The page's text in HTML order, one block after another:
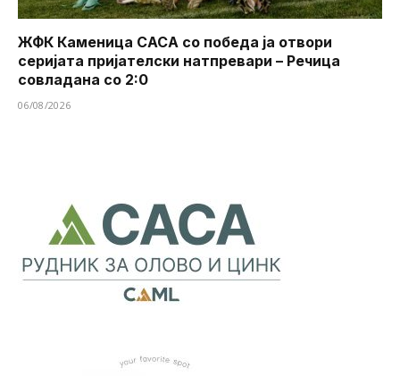
ЖФК Каменица САСА со победа ја отвори
серијата пријателски натпревари – Речица
совладана со 2:0
06/08/2026